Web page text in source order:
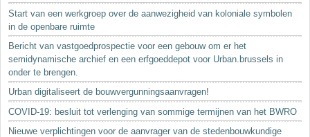
Start van een werkgroep over de aanwezigheid van koloniale symbolen
in de openbare ruimte
Bericht van vastgoedprospectie voor een gebouw om er het
semidynamische archief en een erfgoeddepot voor Urban.brussels in
onder te brengen.
Urban digitaliseert de bouwvergunningsaanvragen!
COVID-19: besluit tot verlenging van sommige termijnen van het BWRO
Nieuwe verplichtingen voor de aanvrager van de stedenbouwkundige